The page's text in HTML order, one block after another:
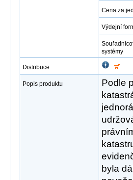
Cena za
Výdejní
systémy
Distribuce
Popis produktu
Podle
byla